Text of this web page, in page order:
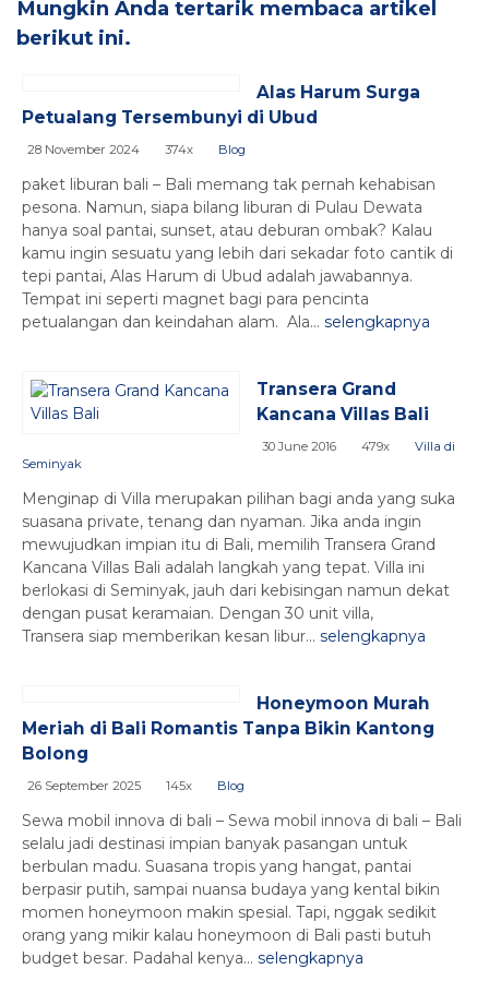
Mungkin Anda tertarik membaca artikel
berikut ini.
Alas Harum Surga
Petualang Tersembunyi di Ubud
28 November 2024 374x Blog
paket liburan bali – Bali memang tak pernah kehabisan
pesona. Namun, siapa bilang liburan di Pulau Dewata
hanya soal pantai, sunset, atau deburan ombak? Kalau
kamu ingin sesuatu yang lebih dari sekadar foto cantik di
tepi pantai, Alas Harum di Ubud adalah jawabannya.
Tempat ini seperti magnet bagi para pencinta
petualangan dan keindahan alam. Ala... selengkapnya
Transera Grand
Kancana Villas Bali
30 June 2016 479x
Villa di
Seminyak
Menginap di Villa merupakan pilihan bagi anda yang suka
suasana private, tenang dan nyaman. Jika anda ingin
mewujudkan impian itu di Bali, memilih Transera Grand
Kancana Villas Bali adalah langkah yang tepat. Villa ini
berlokasi di Seminyak, jauh dari kebisingan namun dekat
dengan pusat keramaian. Dengan 30 unit villa,
Transera siap memberikan kesan libur... selengkapnya
Honeymoon Murah
Meriah di Bali Romantis Tanpa Bikin Kantong
Bolong
26 September 2025 145x Blog
Sewa mobil innova di bali – Sewa mobil innova di bali – Bali
selalu jadi destinasi impian banyak pasangan untuk
berbulan madu. Suasana tropis yang hangat, pantai
berpasir putih, sampai nuansa budaya yang kental bikin
momen honeymoon makin spesial. Tapi, nggak sedikit
orang yang mikir kalau honeymoon di Bali pasti butuh
budget besar. Padahal kenya... selengkapnya